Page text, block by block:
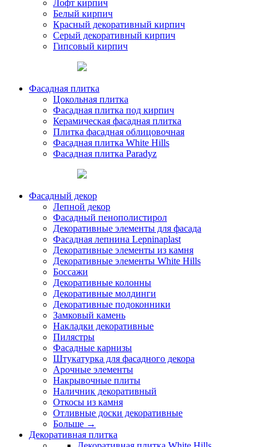
Лофт кирпич
Белый кирпич
Красный декоративный кирпич
Серый декоративный кирпич
Гипсовый кирпич
Фасадная плитка
Цокольная плитка
Фасадная плитка под кирпич
Керамическая фасадная плитка
Плитка фасадная облицовочная
Фасадная плитка White Hills
Фасадная плитка Paradyz
Фасадный декор
Лепной декор
Фасадный пенополистирол
Декоративные элементы для фасада
Фасадная лепнина Lepninaplast
Декоративные элементы из камня
Декоративные элементы White Hills
Боссажи
Декоративные колонны
Декоративные молдинги
Декоративные подоконники
Замковый камень
Накладки декоративные
Пилястры
Фасадные карнизы
Штукатурка для фасадного декора
Арочные элементы
Накрывочные плиты
Наличник декоративный
Откосы из камня
Отливные доски декоративные
Больше →
Декоративная плитка